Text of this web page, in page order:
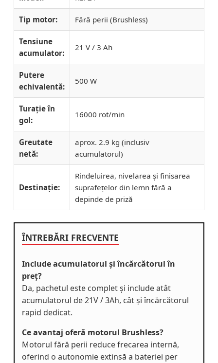
Tip motor: Fără perii (Brushless)
Tensiune
acumulator:
21 V / 3 Ah
Putere
echivalentă:
500 W
Turație în
gol:
16000 rot/min
Greutate
netă:
aprox. 2.9 kg (inclusiv
acumulatorul)
Destinație:
Rindeluirea, nivelarea și finisarea
suprafețelor din lemn fără a
depinde de priză
ÎNTREBĂRI FRECVENTE
Include acumulatorul și încărcătorul în
preț?
Da, pachetul este complet și include atât
acumulatorul de 21V / 3Ah, cât și încărcătorul
rapid dedicat.
Ce avantaj oferă motorul Brushless?
Motorul fără perii reduce frecarea internă,
oferind o autonomie extinsă a bateriei per